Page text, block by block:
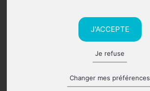
J'ACCEPTE
Je refuse
Changer mes préférences